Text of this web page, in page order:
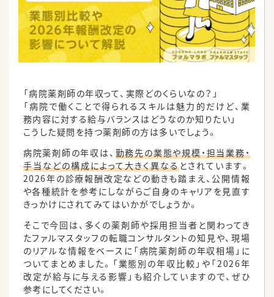
「病院薬剤師の年収って、実際どのくらいなの？」
「病院で働くことで得られるスキルは魅力的だけど、業
務内容に対する給与バランスはどうなのか知りたい」
こうした疑問を持つ薬剤師の方は多いでしょう。
病院薬剤師の年収は、 勤務先の業態や規模・担当業務・
手当などの構成によって大きく異なるとされています。
2026年の診療報酬改定などの動きも踏まえ、公開情報
や各種統計を参考にしながらご自身のキャリアを見直す
きっかけにされてみてはいかがでしょうか。
そこで今回は、多くの薬剤師や採用担当者と関わってき
たファルマスタッフの転職コンサルタントの知見や、現場
のリアルな情報をベースに「病院薬剤師の年収相場」に
ついてまとめました。「業態別の年収比較」や「2026年
改定が給与に与える影響」も紹介していますので、ぜひ
参考にしてください。